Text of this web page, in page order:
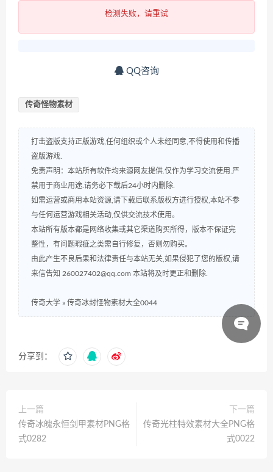
检测失败，请重试
QQ咨询
传奇怪物素材
打击盗版支持正版游戏,任何组织或个人未经同意,不得使用和传播
盗版游戏.
免责声明：本站所有软件均来源网友提供.仅作为学习交流使用.严
禁用于商业用途.请务必下载后24小时内删除.
如需运营或商用本站资源,请下载后联系版权方进行授权,本站不参
与任何运营游戏相关活动,仅供交流技术使用。
本站所有版本都是网络收集或其它渠道购买所得，版本不保证完
整性，有问题瑕疵之类需自行修复，否则勿购买。
由此产生不良后果和法律责任与本站无关,如果侵犯了您的版权,请
来信告知 260027402@qq.com 本站将及时更正和删除.
传奇大学 » 传奇冰封怪物素材大全0044
分享到：
上一篇
传奇冰魄永恒剑甲素材PNG格
式0282
下一篇
传奇光柱特效素材大全PNG格
式0022